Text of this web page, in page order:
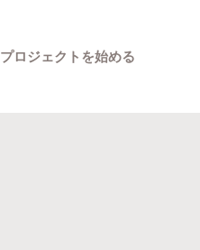
プロジェクトを始める